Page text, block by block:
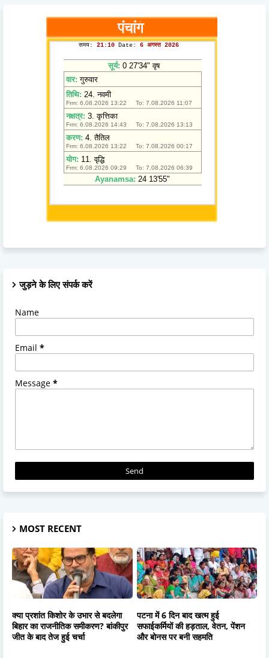
जुड़ने के लिए संपर्क करें
Name
Email *
Message *
MOST RECENT
क्या प्रशांत किशोर के उभार से बदलेगा
बिहार का राजनीतिक समीकरण? बांकीपुर
जीत के बाद तेज हुई चर्चा
पटना में 6 दिन बाद खत्म हुई
सफाईकर्मियों की हड़ताल, वेतन, पेंशन
और बोनस पर बनी सहमति